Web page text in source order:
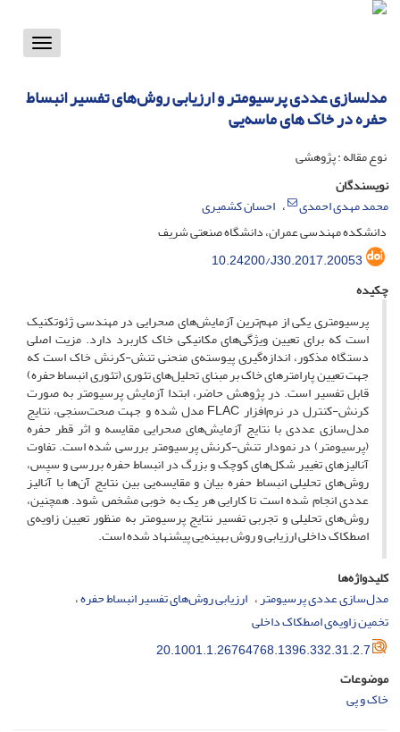
Toggle
مدلسازی عددی پرسیومتر و ارزیابی روش‌های تفسیر انبساط
حفره در خاک های ماسه‌یی
نوع مقاله : پژوهشی
نویسندگان
محمد مهدی احمدی
احسان کشمیری
دانشکده مهندسی عمران، دانشگاه صنعتی شریف
10.24200/J30.2017.20053
چکیده
پرسیومتری یکی از مهم‌ترین آزمایش‌های صحرایی در مهندسی ژئوتکنیک
است که برای تعیین ویژگی‌های مکانیکی خاک کاربرد دارد. مزیت اصلی
دستگاه مذکور، اندازه‌گیری پیوسته‌ی منحنی تنش-کرنش خاک است که
جهت تعیین پارامترهای خاک بر مبنای تحلیل‌های تئوری (تئوری انبساط حفره)
قابل تفسیر است. در پژوهش حاضر، ابتدا آزمایش پرسیومتر به صورت
کرنش-کنترل در نرم‌افزار F‌L‌A‌C مدل شده و جهت صحت‌سنجی، نتایج
مدل‌سازی عددی با نتایج آزمایش‌های صحرایی مقایسه و اثر قطر حفره
(پرسیومتر) در نمودار تنش-کرنش پرسیومتر بررسی شده است. تفاوت
آنالیزهای تغییر شکل‌های کوچک و بزرگ در انبساط حفره بررسی و سپس،
روش‌های تحلیلی انبساط حفره بیان و مقایسه‌یی بین نتایج آن‌ها با آنالیز
عددی انجام شده است تا کارایی هر یک به خوبی مشخص شود. همچنین،
روش‌های تحلیلی و تجربی تفسیر نتایج پرسیومتر به منظور تعیین زاویه‌ی
اصطکاک داخلی ارزیابی و روش بهینه‌یی پیشنهاد شده است.
کلیدواژه‌ها
مدل‌سازی عددی پرسیومتر ارزیابی روش‌های تفسیر انبساط حفره
تخمین زاویه‌ی اصطکاک داخلی
20.1001.1.26764768.1396.332.31.2.7
موضوعات
خاک و پی